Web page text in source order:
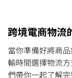
跨境電商物流
當你準備好將商
輸時間選擇物流
們帶你一起了解